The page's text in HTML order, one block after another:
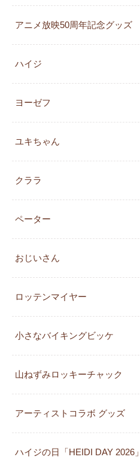
アニメ放映50周年記念グッズ
ハイジ
ヨーゼフ
ユキちゃん
クララ
ペーター
おじいさん
ロッテンマイヤー
小さなバイキングビッケ
山ねずみロッキーチャック
アーティストコラボ グッズ
ハイジの日「HEIDI DAY 2026」